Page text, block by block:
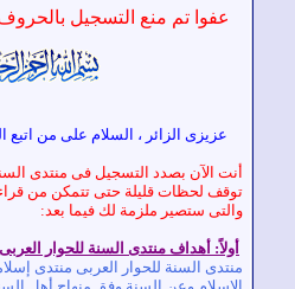
عفوا تم منع التسجيل بالحروف غير
عزيزى الزائر ، السلام على من اتبع الهدى
الآن بصدد التسجيل فىمنتدى السنة للحوار
لحظات قليلة حتى تتمكن من قراءة شروط
ستصير ملزمة لك فيما بعد:
أهدافمنتدى السنة للحوار العربى:
السنة للحوار العربىمنتدى إسلامي أنشئ